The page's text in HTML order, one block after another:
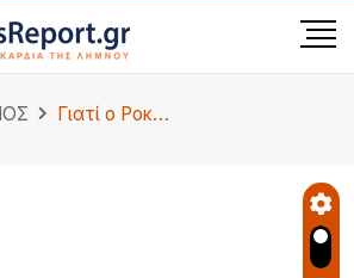
Γιατί ο Ροκφέλλερ ήθελε μια αρχαία ελληνική στήλη, που βρέθηκε στην Λήμνο;